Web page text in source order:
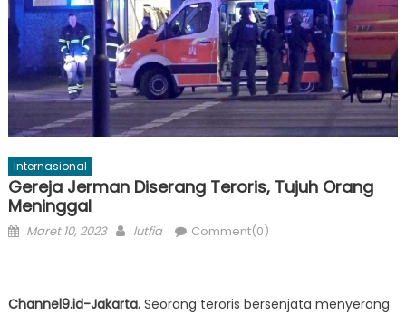
Internasional
Gereja Jerman Diserang Teroris, Tujuh Orang
Meninggal
Posted
Maret 10, 2023 Author
lutfia Comment(0)
Channel9.id-Jakarta.Seorang teroris bersenjata menyerang